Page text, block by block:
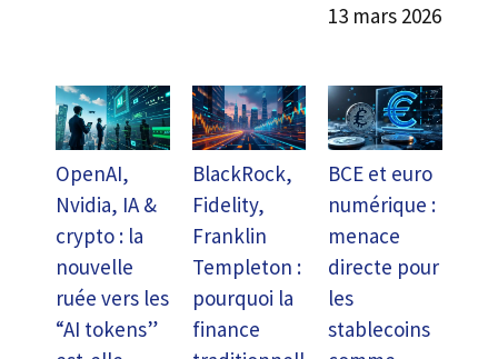
13 mars 2026
OpenAI,
Nvidia, IA &
crypto : la
nouvelle
ruée vers les
“AI tokens”
BlackRock,
Fidelity,
Franklin
Templeton :
pourquoi la
finance
BCE et euro
numérique :
menace
directe pour
les
stablecoins